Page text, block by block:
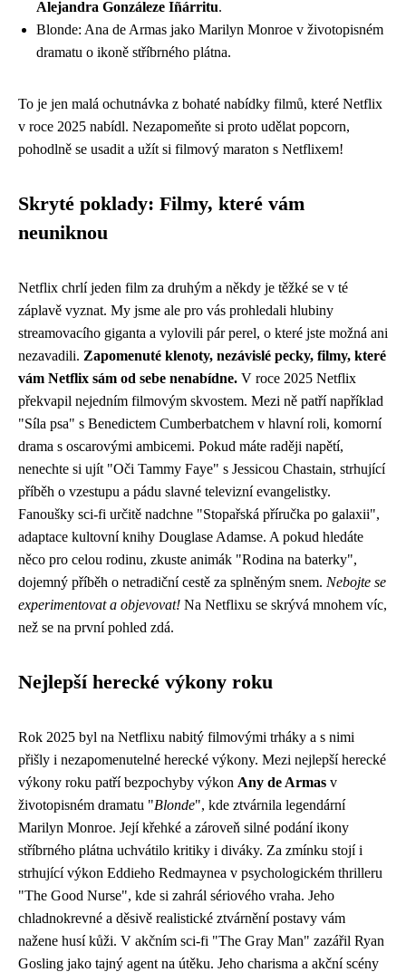
Alejandra Gonzáleze Iñárritu.
Blonde: Ana de Armas jako Marilyn Monroe v životopisném
dramatu o ikoně stříbrného plátna.
To je jen malá ochutnávka z bohaté nabídky filmů, které Netflix
v roce 2025 nabídl. Nezapomeňte si proto udělat popcorn,
pohodlně se usadit a užít si filmový maraton s Netflixem!
Skryté poklady: Filmy, které vám
neuniknou
Netflix chrlí jeden film za druhým a někdy je těžké se v té
záplavě vyznat. My jsme ale pro vás prohledali hlubiny
streamovacího giganta a vylovili pár perel, o které jste možná ani
nezavadili. Zapomenuté klenoty, nezávislé pecky, filmy, které
vám Netflix sám od sebe nenabídne. V roce 2025 Netflix
překvapil nejedním filmovým skvostem. Mezi ně patří například
"Síla psa" s Benedictem Cumberbatchem v hlavní roli, komorní
drama s oscarovými ambicemi. Pokud máte raději napětí,
nenechte si ujít "Oči Tammy Faye" s Jessicou Chastain, strhující
příběh o vzestupu a pádu slavné televizní evangelistky.
Fanoušky sci-fi určitě nadchne "Stopařská příručka po galaxii",
adaptace kultovní knihy Douglase Adamse. A pokud hledáte
něco pro celou rodinu, zkuste animák "Rodina na baterky",
dojemný příběh o netradiční cestě za splněným snem. Nebojte se
experimentovat a objevovat! Na Netflixu se skrývá mnohem víc,
než se na první pohled zdá.
Nejlepší herecké výkony roku
Rok 2025 byl na Netflixu nabitý filmovými trháky a s nimi
přišly i nezapomenutelné herecké výkony. Mezi nejlepší herecké
výkony roku patří bezpochyby výkon Any de Armas v
životopisném dramatu "Blonde", kde ztvárnila legendární
Marilyn Monroe. Její křehké a zároveň silné podání ikony
stříbrného plátna uchvátilo kritiky i diváky. Za zmínku stojí i
strhující výkon Eddieho Redmaynea v psychologickém thrilleru
"The Good Nurse", kde si zahrál sériového vraha. Jeho
chladnokrevné a děsivě realistické ztvárnění postavy vám
nažene husí kůži. V akčním sci-fi "The Gray Man" zazářil Ryan
Gosling jako tajný agent na útěku. Jeho charisma a akční scény